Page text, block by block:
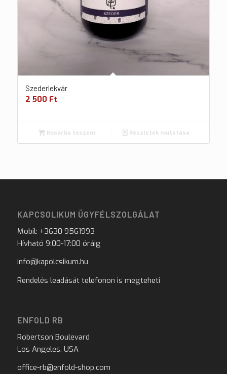
Szederlekvár
2 500 Ft
Kosárba teszem Részletek mutatása
KAPCSOLIKUM ÜGYFÉLSZOLGÁLAT
Mobil: +3630 9561993
Hívható 9:00-17:00 óráig
info@kapolcsikum.hu
Rendelés leadását telefonon is megteheti
ENFOLD RB
Robertson Boulevard
Los Angeles, USA
office-rb@enfold-shop.com